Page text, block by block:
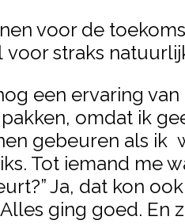
voor de
voor straks
een ervaring
omdat ik
gebeuren als ik
Tot iemand me
Ja, dat kon
ging goed. En